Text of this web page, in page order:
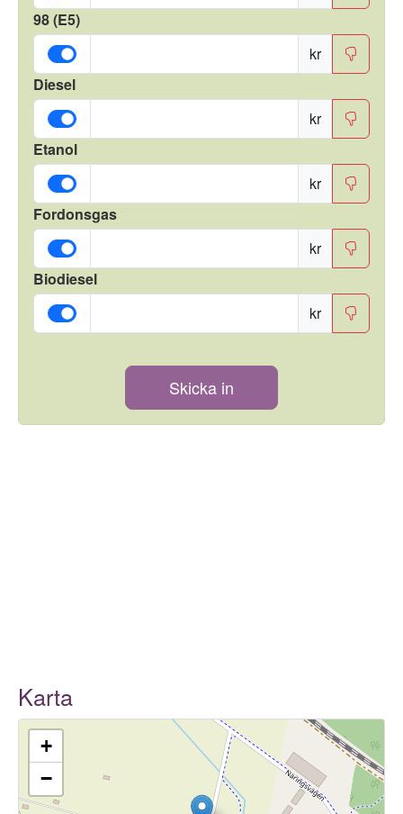
98 (E5)
kr
Diesel
kr
Etanol
kr
Fordonsgas
kr
Biodiesel
kr
Skicka in
Karta
+
−